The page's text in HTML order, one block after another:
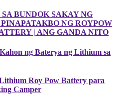
BUNDOK SAKAY NG
NG ROYPOW
| ANG GANDA NITO
ng Baterya ng Lithium sa
Roy Pow Battery para
Camper